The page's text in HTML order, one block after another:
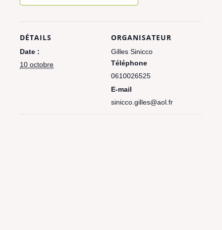
DÉTAILS
Date :
10 octobre
ORGANISATEUR
Gilles Sinicco
Téléphone
0610026525
E-mail
sinicco.gilles@aol.fr